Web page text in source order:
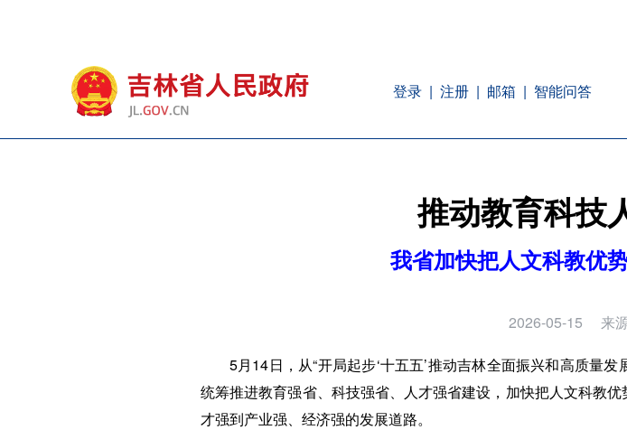
登录 注册 邮箱 智能问答
推动教育科技
我省加快把人文科教优
2026-05-15 来
5月14日，从“开局起步‘十五五’推动吉林全面振兴和高质量
统筹推进教育强省、科技强省、人才强省建设，加快把人文科教
才强到产业强、经济强的发展道路。